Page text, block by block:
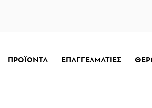
ΠΡΟΪΟΝΤΑ ΕΠΑΓΓΕΛΜΑΤΙΕΣ